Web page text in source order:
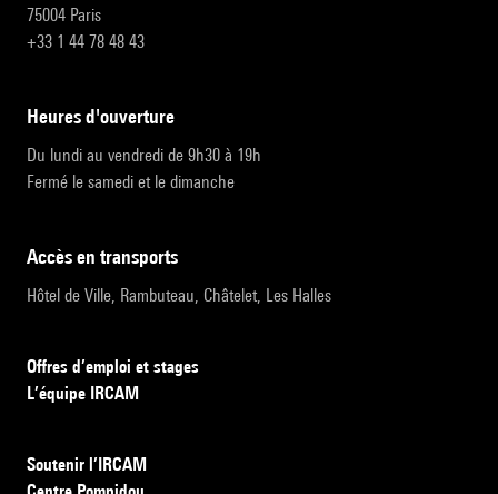
75004 Paris
+33 1 44 78 48 43
heures d'ouverture
Du lundi au vendredi de 9h30 à 19h
Fermé le samedi et le dimanche
accès en transports
Hôtel de Ville, Rambuteau, Châtelet, Les Halles
Offres d’emploi et stages
L’équipe IRCAM
Soutenir l’IRCAM